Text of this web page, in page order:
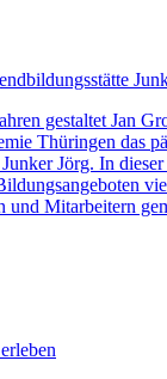
gestaltet Jan
Thüringen das
Jörg. In
und Mitarbeitern